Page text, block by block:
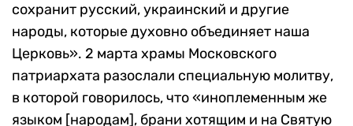
сохранит русский, украинский и другие
народы, которые духовно объединяет наша
Церковь». 2 марта храмы Московского
патриархата разослали специальную молитву,
в которой говорилось, что «иноплеменным же
языком [народам], брани хотящим и на Святую